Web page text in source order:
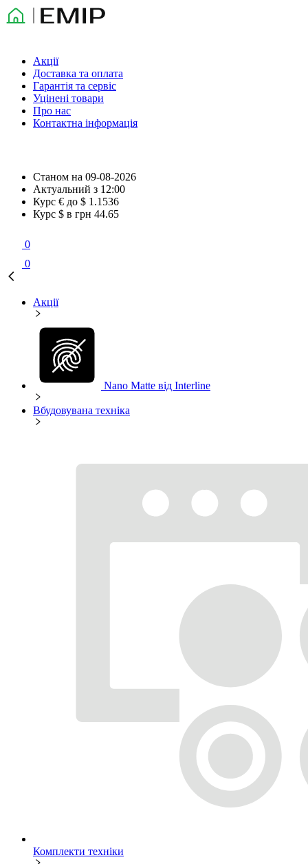
Акції
Доставка та оплата
Гарантія та сервіс
Уцінені товари
Про нас
Контактна інформація
Станом на 09-08-2026
Актуальний з 12:00
Курс € до $ 1.1536
Курс $ в грн 44.65
0
0
Акції
Nano Matte від Interline
Вбудовувана техніка
Комплекти техніки